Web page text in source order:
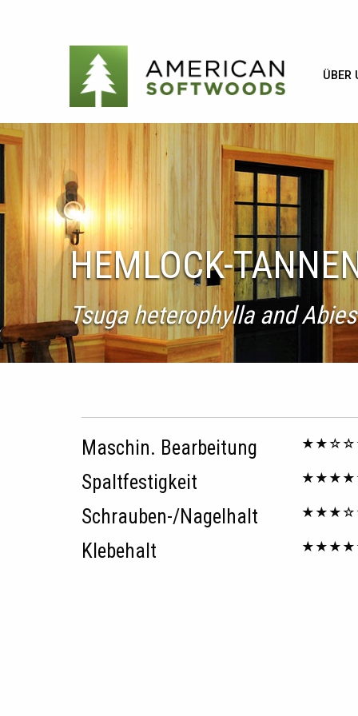
ÜBER
HEMLOCK-
Tsuga heterophylla and
Maschin. Bearbeitung
Spaltfestigkeit
Schrauben-/Nagelhalt
Klebehalt